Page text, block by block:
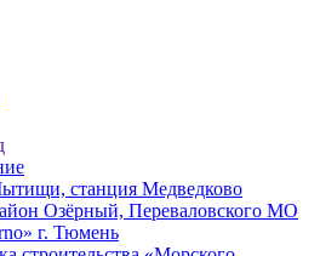
станция Медведково
Озёрный, Переваловского МО
г. Тюмень